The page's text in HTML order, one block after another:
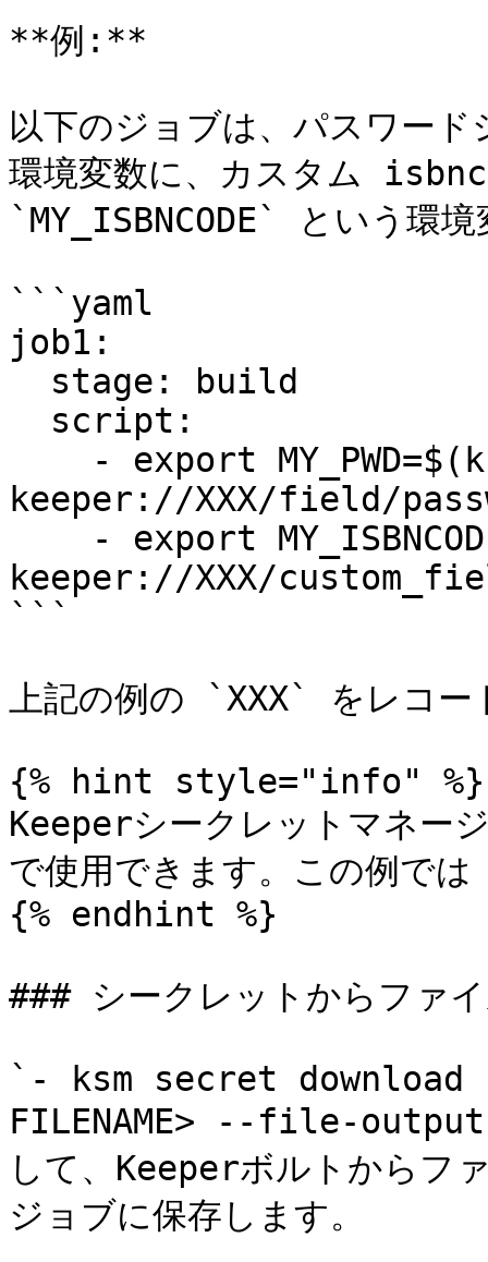
**例:**
以下のジョブは、パスワー
環境変数に、カスタム
`MY_ISBNCODE` という環
```yaml
job1:
keeper://XXX/field/
keeper://XXX/
```
上記の例の `XXX` をレコー
{% hint style="info" %}
Keeperシークレットマネー
で使用できます。この例で
{% endhint %}
### シークレットからファ
`- ksm secret download -
FILENAME> --file-output
して、Keeperボルトから
ジョブに保存します。